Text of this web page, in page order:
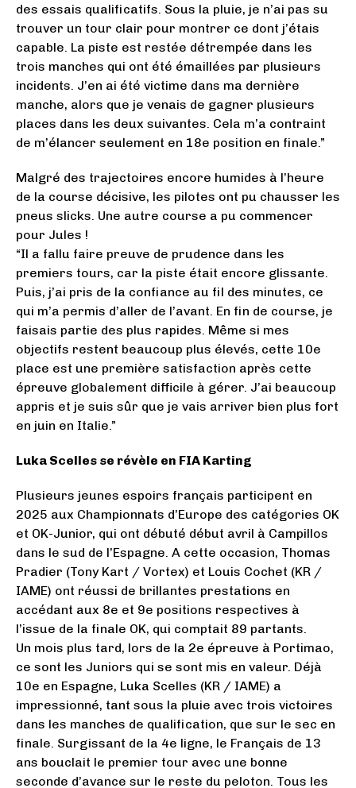
des essais qualificatifs. Sous la pluie, je n’ai pas su
trouver un tour clair pour montrer ce dont j’étais
capable. La piste est restée détrempée dans les
trois manches qui ont été émaillées par plusieurs
incidents. J’en ai été victime dans ma dernière
manche, alors que je venais de gagner plusieurs
places dans les deux suivantes. Cela m’a contraint
de m’élancer seulement en 18e position en finale.”
Malgré des trajectoires encore humides à l’heure
de la course décisive, les pilotes ont pu chausser les
pneus slicks. Une autre course a pu commencer
pour Jules !
“Il a fallu faire preuve de prudence dans les
premiers tours, car la piste était encore glissante.
Puis, j’ai pris de la confiance au fil des minutes, ce
qui m’a permis d’aller de l’avant. En fin de course, je
faisais partie des plus rapides. Même si mes
objectifs restent beaucoup plus élevés, cette 10e
place est une première satisfaction après cette
épreuve globalement difficile à gérer. J’ai beaucoup
appris et je suis sûr que je vais arriver bien plus fort
en juin en Italie.”
Luka Scelles se révèle en FIA Karting
Plusieurs jeunes espoirs français participent en
2025 aux Championnats d’Europe des catégories OK
et OK-Junior, qui ont débuté début avril à Campillos
dans le sud de l’Espagne. A cette occasion, Thomas
Pradier (Tony Kart / Vortex) et Louis Cochet (KR /
IAME) ont réussi de brillantes prestations en
accédant aux 8e et 9e positions respectives à
l’issue de la finale OK, qui comptait 89 partants.
Un mois plus tard, lors de la 2e épreuve à Portimao,
ce sont les Juniors qui se sont mis en valeur. Déjà
10e en Espagne, Luka Scelles (KR / IAME) a
impressionné, tant sous la pluie avec trois victoires
dans les manches de qualification, que sur le sec en
finale. Surgissant de la 4e ligne, le Français de 13
ans bouclait le premier tour avec une bonne
seconde d’avance sur le reste du peloton. Tous les